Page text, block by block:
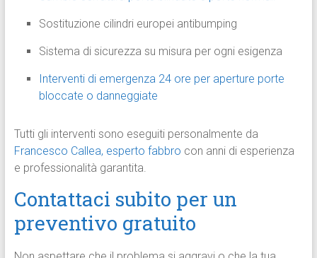
Sostituzione cilindri europei antibumping
Sistema di sicurezza su misura per ogni esigenza
Interventi di emergenza 24 ore per aperture porte
bloccate o danneggiate
Tutti gli interventi sono eseguiti personalmente da
Francesco Callea, esperto fabbro con anni di esperienza
e professionalità garantita.
Contattaci subito per un
preventivo gratuito